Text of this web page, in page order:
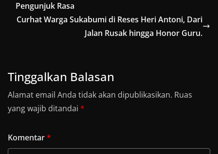
Pengunjuk Rasa
Curhat Warga Sukabumi di Reses Heri Antoni, Dari
Jalan Rusak hingga Honor Guru.
Tinggalkan Balasan
Alamat email Anda tidak akan dipublikasikan. Ruas
yang wajib ditandai *
Komentar*